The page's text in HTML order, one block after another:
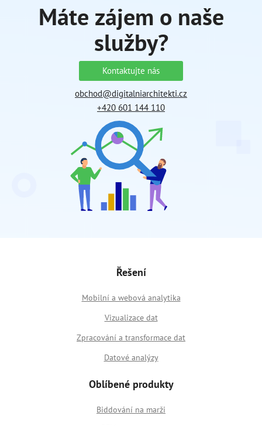
Máte zájem o naše
služby?
Kontaktujte nás
obchod@digitalniarchitekti.cz
+420 601 144 110
Řešení
Mobilní a webová analytika
Vizualizace dat
Zpracování a transformace dat
Datové analýzy
Oblíbené produkty
Biddování na marži